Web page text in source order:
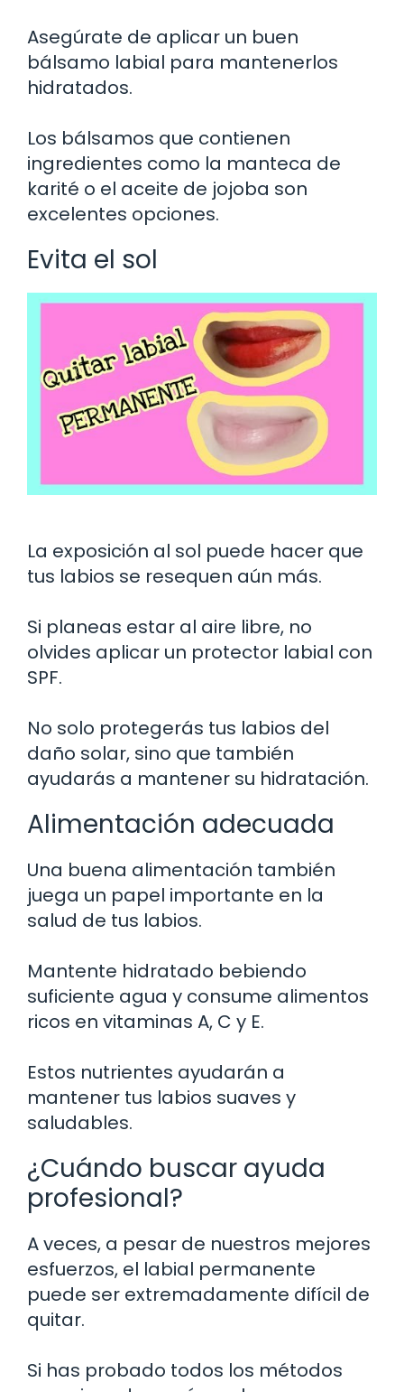
Asegúrate de aplicar un buen
bálsamo labial para mantenerlos
hidratados.
Los bálsamos que contienen
ingredientes como la manteca de
karité o el aceite de jojoba son
excelentes opciones.
Evita el sol
La exposición al sol puede hacer que
tus labios se resequen aún más.
Si planeas estar al aire libre, no
olvides aplicar un protector labial con
SPF.
No solo protegerás tus labios del
daño solar, sino que también
ayudarás a mantener su hidratación.
Alimentación adecuada
Una buena alimentación también
juega un papel importante en la
salud de tus labios.
Mantente hidratado bebiendo
suficiente agua y consume alimentos
ricos en vitaminas A, C y E.
Estos nutrientes ayudarán a
mantener tus labios suaves y
saludables.
¿Cuándo buscar ayuda
profesional?
A veces, a pesar de nuestros mejores
esfuerzos, el labial permanente
puede ser extremadamente difícil de
quitar.
Si has probado todos los métodos